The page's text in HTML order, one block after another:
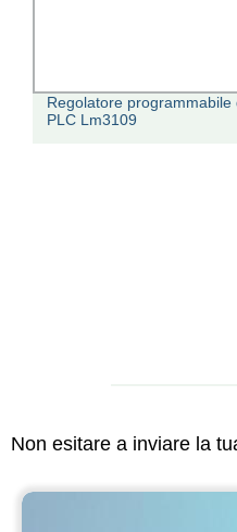
Regolatore programmabile
PLC Lm3109
Non esitare a inviare la